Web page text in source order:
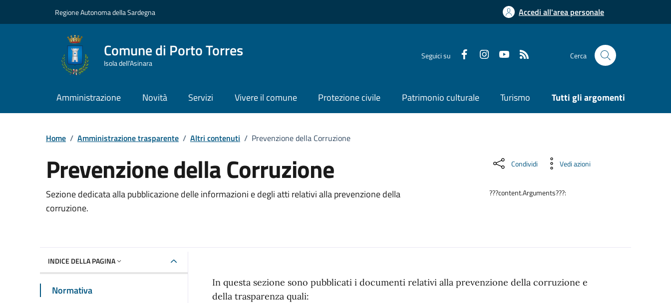
Regione Autonoma della Sardegna Accedi all'area personale
Comune di Porto Torres
Isola dell’Asinara
Seguici su Cerca
Amministrazione Novità Servizi Vivere il comune Protezione civile Patrimonio culturale Turismo Tutti gli argomenti
Home / Amministrazione trasparente / Altri contenuti / Prevenzione della Corruzione
Prevenzione della Corruzione
Dettaglio Amministrazione Trasparente
Sezione dedicata alla pubblicazione delle informazioni e degli atti relativi alla prevenzione della
corruzione.
Condividi Vedi azioni
???content.Arguments???:
INDICE DELLA PAGINA
Normativa
In questa sezione sono pubblicati i documenti relativi alla prevenzione della corruzione e
della trasparenza quali: